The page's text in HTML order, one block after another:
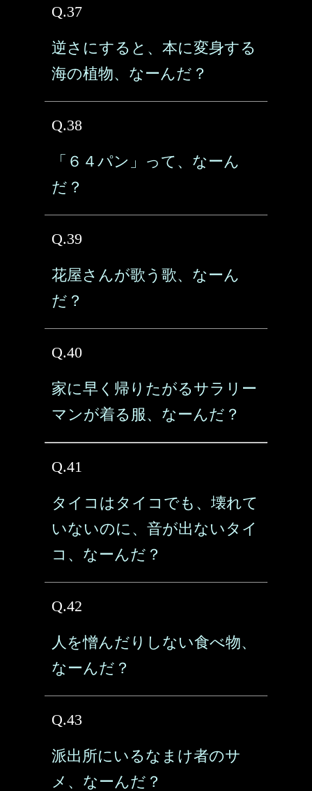
Q.37
逆さにすると、本に変身する
海の植物、なーんだ？
Q.38
「６４パン」って、なーん
だ？
Q.39
花屋さんが歌う歌、なーん
だ？
Q.40
家に早く帰りたがるサラリー
マンが着る服、なーんだ？
Q.41
タイコはタイコでも、壊れて
いないのに、音が出ないタイ
コ、なーんだ？
Q.42
人を憎んだりしない食べ物、
なーんだ？
Q.43
派出所にいるなまけ者のサ
メ、なーんだ？